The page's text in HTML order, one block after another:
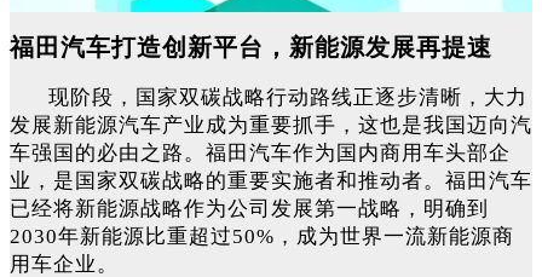
福田汽车打造创新平台，新能源发展再提速
现阶段，国家双碳战略行动路线正逐步清晰，大力
发展新能源汽车产业成为重要抓手，这也是我国迈向汽
车强国的必由之路。福田汽车作为国内商用车头部企
业，是国家双碳战略的重要实施者和推动者。福田汽车
已经将新能源战略作为公司发展第一战略，明确到
2030年新能源比重超过50%，成为世界一流新能源商
用车企业。